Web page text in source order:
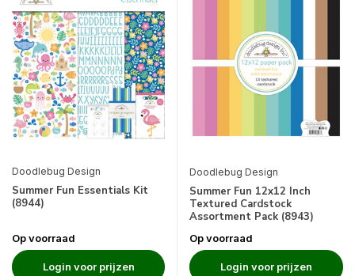
Doodlebug Design
Summer Fun Essentials Kit
(8944)
Op voorraad
Login voor prijzen
Doodlebug Design
Summer Fun 12x12 Inch
Textured Cardstock
Assortment Pack (8943)
Op voorraad
Login voor prijzen